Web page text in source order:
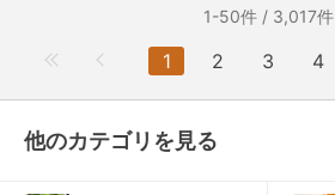
1-50件 / 3,017件
1 2 3 4
他のカテゴリを見る